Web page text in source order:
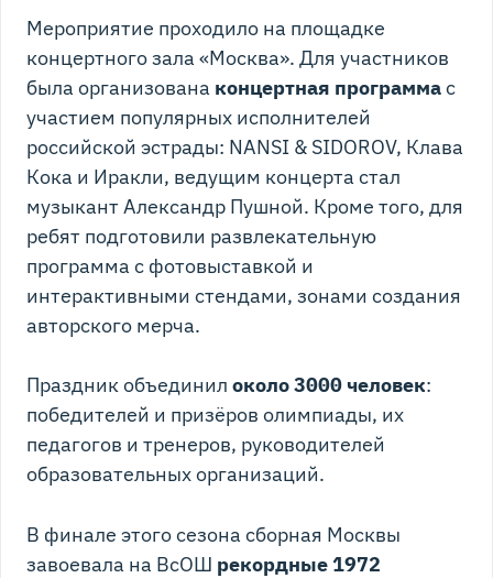
Мероприятие проходило на площадке
концертного зала «Москва». Для участников
была организована концертная программас
участием популярных исполнителей
российской эстрады: NANSI & SIDOROV, Клава
Кока и Иракли, ведущим концерта стал
музыкант Александр Пушной. Кроме того, для
ребят подготовили развлекательную
программа с фотовыставкой и
интерактивными стендами, зонами создания
авторского мерча.
Праздник объединил около 3000 человек:
победителей и призёров олимпиады, их
педагогов и тренеров, руководителей
образовательных организаций.
В финале этого сезона сборная Москвы
завоевала на ВсОШ рекордные 1972